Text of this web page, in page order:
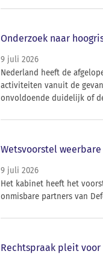
Onderzoek naar
9 juli 2026
Nederland heeft de
activiteiten vanuit de
onvoldoende duidelijk of
Wetsvoorstel
9 juli 2026
Het kabinet heeft het
onmisbare partners van
Rechtspraak pleit